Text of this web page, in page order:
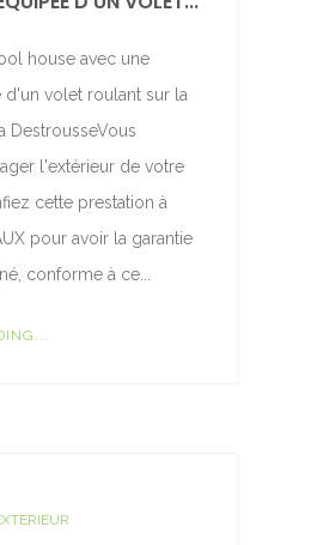
house avec une
d'un volet roulant sur la
DestrousseVous
l'extérieur de votre
cette prestation à
pour avoir la garantie
conforme à ce...